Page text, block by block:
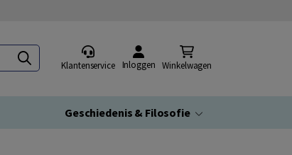
Klantenservice Inloggen Winkelwagen
Geschiedenis & Filosofie